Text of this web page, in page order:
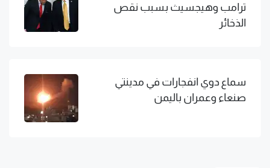
ترامب وهيجسيث بسبب نقص
الذخائر
سماع دوي انفجارات في مدينتي
صنعاء وعمران باليمن